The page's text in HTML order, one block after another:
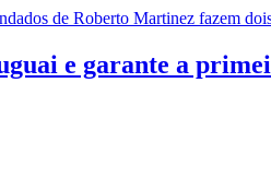
de Roberto Martinez fazem
e garante a